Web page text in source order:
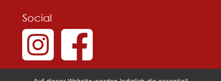
Social